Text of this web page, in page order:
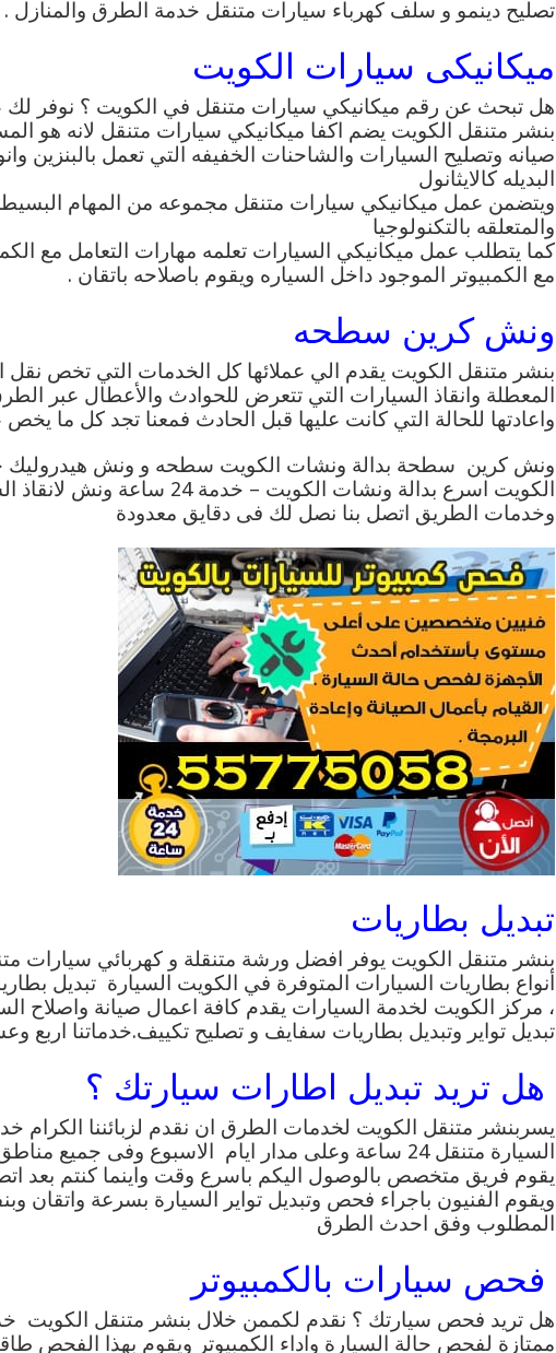
تصليح دينمو و سلف كهرباء سيارات متنقل خدمة الطرق والمنازل .
ميكانيكى سيارات الكويت
هل تبحث عن رقم ميكانيكي سيارات متنقل في الكويت ؟ نوفر لك
بنشر متنقل الكويت يضم اكفا ميكانيكي سيارات متنقل لانه هو
صيانه وتصليح السيارات والشاحنات الخفيفه التي تعمل بالبنزين
البديله كالايثانول
ويتضمن عمل ميكانيكي سيارات متنقل مجموعه من المهام
والمتعلقه بالتكنولوجيا
كما يتطلب عمل ميكانيكي السيارات تعلمه مهارات التعامل مع
مع الكمبيوتر الموجود داخل السياره ويقوم باصلاحه باتقان .
ونش كرين سطحه
بنشر متنقل الكويت يقدم الي عملائها كل الخدمات التي تخص نقل
المعطلة وانقاذ السيارات التي تتعرض للحوادث والأعطال عبر
واعادتها للحالة التي كانت عليها قبل الحادث فمعنا تجد كل ما
ونش كرين سطحة بدالة ونشات الكويت سطحه و ونش هيدروليك
الكويت اسرع بدالة ونشات الكويت – خدمة 24 ساعة
وخدمات الطريق اتصل بنا نصل لك فى دقايق معدودة
تبديل بطاريات
بنشر متنقل الكويت يوفر افضل ورشة متنقلة و كهربائي سيارات
أنواع بطاريات السيارات المتوفرة في الكويت
السيارة تبديل
، مركز الكويت لخدمة السيارات يقدم كافة اعمال صيانة واصلاح
تبديل تواير وتبديل بطاريات سفايف و تصليح تكييف.خدماتنا اربع
هل تريد تبديل اطارات سيارتك ؟
يسربنشر متنقل الكويت لخدمات الطرق ان نقدم لزبائننا الكرام
السيارة متنقل 24 ساعة وعلى مدار ايام الاسبوع وفى جميع
يقوم فريق متخصص بالوصول اليكم باسرع وقت واينما كنتم بعد
ويقوم الفنيون باجراء فحص وتبديل تواير السيارة بسرعة واتقان
المطلوب وفق احدث الطرق
فحص سيارات بالكمبيوتر
هل تريد فحص سيارتك ؟ نقدم لكممن خلال بنشر متنقل الكويت
ممتازة لفحص حالة السيارة واداء الكمبيوتر ويقوم بهذا الفحص